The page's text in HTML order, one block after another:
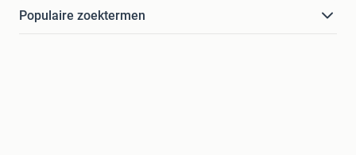
Populaire zoektermen